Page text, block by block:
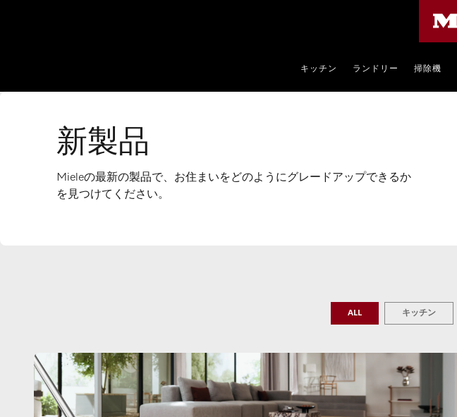
キッチン ランドリー 掃除機
新製品
Mieleの最新の製品で、お住まいをどのようにグレードアップできるか
を見つけてください。
ALL キッチン